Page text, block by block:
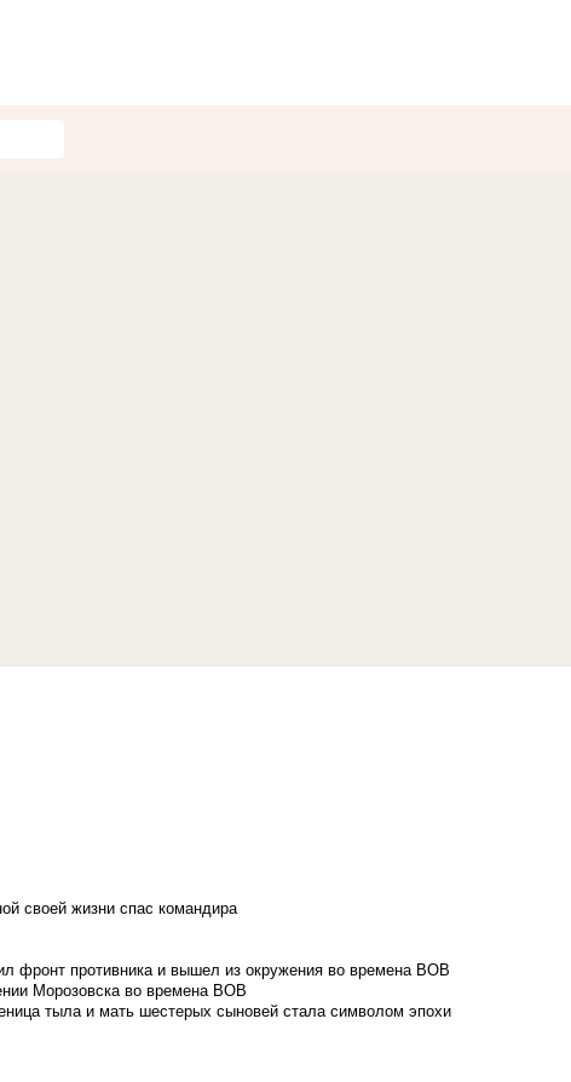
своей жизни спас командира
фронт противника и вышел из окружения во времена ВОВ
Морозовска во времена ВОВ
тыла и мать шестерых сыновей стала символом эпохи